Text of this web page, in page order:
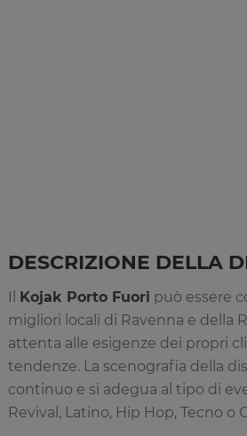
DESCRIZIONE DELLA
Il Kojak Porto Fuori può essere
migliori locali di Ravenna e della
attenta alle esigenze dei propri
tendenze. La scenografia della
continuo e si adegua al tipo di
Revival, Latino, Hip Hop, Tecno o